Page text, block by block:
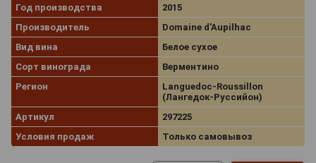
Год производства
2015
Производитель
Domaine d'Aupilhac
Вид вина
Белое сухое
Сорт винограда
Верментино
Регион
Languedoc-Roussillon
(Лангедок-Руссийон)
Артикул
297225
Условия продаж
Только самовывоз